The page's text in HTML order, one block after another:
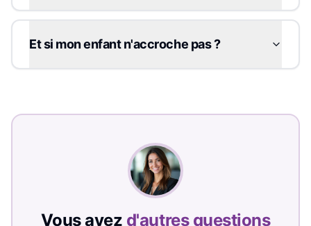
Et si mon enfant n'accroche pas ?
Vous avez d'autres questions